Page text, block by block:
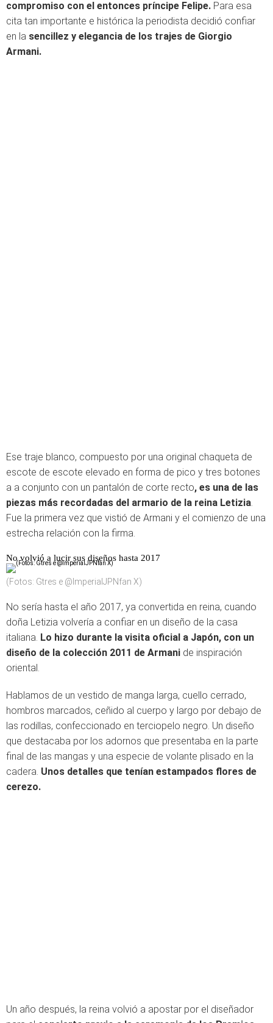
compromiso con el entonces príncipe Felipe. Para esa
cita tan importante e histórica la periodista decidió confiar
en la sencillez y elegancia de los trajes de Giorgio
Armani.
Ese traje blanco, compuesto por una original chaqueta de
escote de escote elevado en forma de pico y tres botones
a a conjunto con un pantalón de corte recto, es una de las
piezas más recordadas del armario de la reina Letizia.
Fue la primera vez que vistió de Armani y el comienzo de una
estrecha relación con la firma.
No volvió a lucir sus diseños hasta 2017
(Fotos: Gtres e @ImperialJPNfan X)
No sería hasta el año 2017, ya convertida en reina, cuando
doña Letizia volvería a confiar en un diseño de la casa
italiana. Lo hizo durante la visita oficial a Japón, con un
diseño de la colección 2011 de Armani de inspiración
oriental.
Hablamos de un vestido de manga larga, cuello cerrado,
hombros marcados, ceñido al cuerpo y largo por debajo de
las rodillas, confeccionado en terciopelo negro. Un diseño
que destacaba por los adornos que presentaba en la parte
final de las mangas y una especie de volante plisado en la
cadera. Unos detalles que tenían estampados flores de
cerezo.
Un año después, la reina volvió a apostar por el diseñador